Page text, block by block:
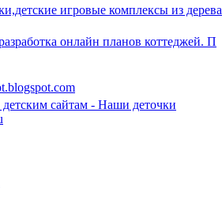
игровые комплексы из дерева
онлайн планов коттеджей. П
сайтам - Наши деточки